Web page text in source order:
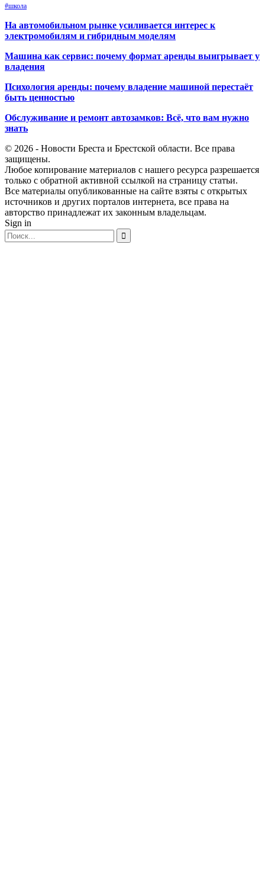
#школа
На автомобильном рынке усиливается интерес к
электромобилям и гибридным моделям
Машина как сервис: почему формат аренды выигрывает у
владения
Психология аренды: почему владение машиной перестаёт
быть ценностью
Обслуживание и ремонт автозамков: Всё, что вам нужно
знать
© 2026 - Новости Бреста и Брестской области. Все права
защищены.
Любое копирование материалов с нашего ресурса разрешается
только с обратной активной ссылкой на страницу статьи.
Все материалы опубликованные на сайте взяты с открытых
источников и других порталов интернета, все права на
авторство принадлежат их законным владельцам.
Sign in